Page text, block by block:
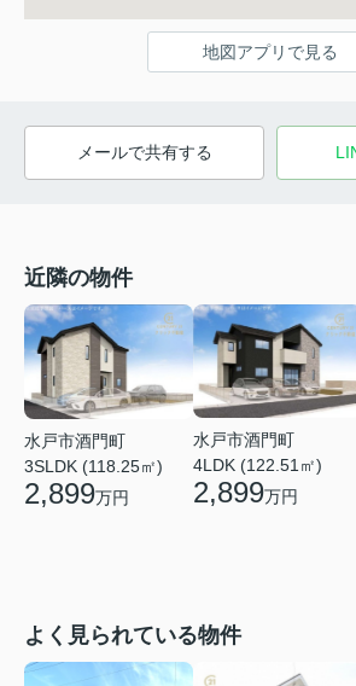
地図アプリで見る
メールで共有する
近隣の物件
水戸市酒門町
3SLDK (118.25㎡)
2,899万円
水戸市酒門町
4LDK (122.51㎡)
2,899万円
よく見られている物件